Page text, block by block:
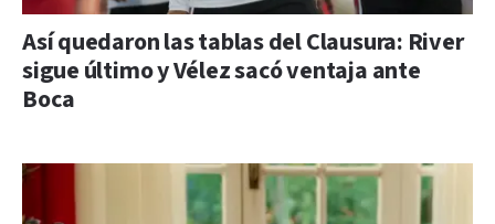
Así quedaron las tablas del Clausura: River
sigue último y Vélez sacó ventaja ante
Boca